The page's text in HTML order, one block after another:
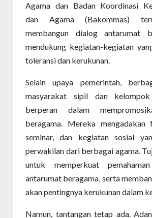
Agama dan Badan Koordinasi
dan Agama (Bakommas)
membangun dialog antarumat
mendukung kegiatan-kegiatan
toleransi dan kerukunan.
Selain upaya pemerintah,
masyarakat sipil dan
berperan dalam
beragama. Mereka mengadakan
seminar, dan kegiatan sosial
perwakilan dari berbagai agama.
untuk memperkuat
antarumat beragama, serta
akan pentingnya kerukunan dalam
Namun, tantangan tetap ada.